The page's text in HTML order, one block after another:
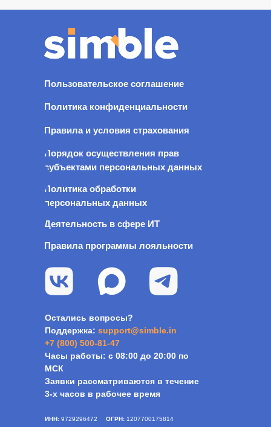
ИНН: 9729296472 ОГРН: 1207700175814
Остались вопросы?
Поддержка: support@simble.in
+7 (800) 500-81-47
Часы работы: с 08:00 до 20:00 по
МСК
Заявки рассматриваются в течение
3-х часов в рабочее время
Пользовательское соглашение
Политика конфиденциальности
Правила и условия страхования
Порядок осуществления прав
субъектами персональных данных
Политика обработки
персональных данных
Деятельность в сфере ИТ
Правила программы лояльности